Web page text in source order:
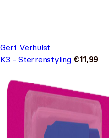
Gert Verhulst
K3 - Sterrenstyling €11,99